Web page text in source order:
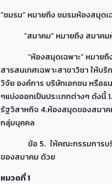
“ชมรม” หมายถึง ชมรมห้องสมุดเ
“สมาคม” หมายถึง สมาคมห้อ
“ห้องสมุดเฉพาะ” หมายถึง ห้
สารสนเทศเฉพาะสาขาวิชา ให้บ
วิจัย องค์การ บริษัทเอกชน หรือธ
ๆแบ่งออกเป็นประเภทต่างๆ ดัง
รัฐวิสาหกิจ 4.ห้องสมุดของสมาค
กลุ่มบุคคล
ข้อ 5. ให้คณะกรรมการบริหา
ของสมาคม ด้วย
หมวดที่1